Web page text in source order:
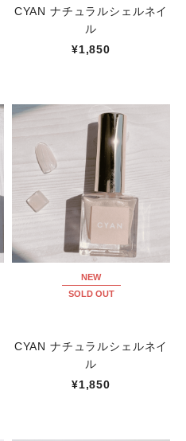
CYAN ナチュラルシェルネイ
ル
¥1,850
NEW
SOLD OUT
CYAN ナチュラルシェルネイ
ル
¥1,850